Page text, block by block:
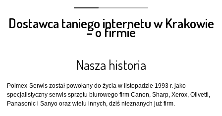
W umowie zgody marketingowe dla podmiotów
trzecich były domyślnie odznaczone (nie wyrażam
zgody). Doceniam! Już samo to stawia Polmex na
innej półce w porównaniu z wieloma innymi
Dostawca taniego internetu w Krakowie
– o firmie
Nasza historia
Polmex-Serwis został powołany do życia w listopadzie 1993 r. jako
specjalistyczny serwis sprzętu biurowego firm Canon, Sharp, Xerox, Olivetti,
Panasonic i Sanyo oraz wielu innych, dziś nieznanych już firm.